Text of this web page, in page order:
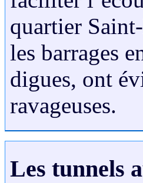
quartier
les barrages
digues, ont
ravageuses.
Les tunnels